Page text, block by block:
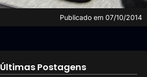
Publicado em 07/10/2014
Últimas Postagens